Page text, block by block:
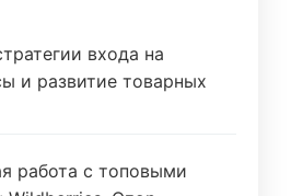
входа на
и развитие товарных
работа с топовыми